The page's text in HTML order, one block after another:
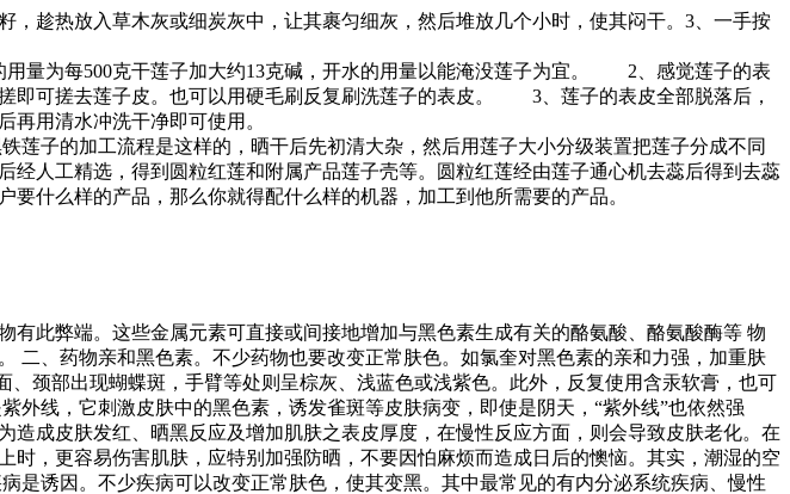
趁热放入草木灰或细炭灰中，让其裹匀细灰，然后堆放几个小时，使其闷干。3、一手按
量为每500克干莲子加大约13克碱，开水的用量以能淹没莲子为宜。 2、感觉莲子的表
即可搓去莲子皮。也可以用硬毛刷反复刷洗莲子的表皮。 3、莲子的表皮全部脱落后，
再用清水冲洗干净即可使用。
子的加工流程是这样的，晒干后先初清大杂，然后用莲子大小分级装置把莲子分成不同
人工精选，得到圆粒红莲和附属产品莲子壳等。圆粒红莲经由莲子通心机去蕊后得到去蕊
什么样的产品，那么你就得配什么样的机器，加工到他所需要的产品。
此弊端。这些金属元素可直接或间接地增加与黑色素生成有关的酪氨酸、酪氨酸酶等 物
二、药物亲和黑色素。不少药物也要改变正常肤色。如氯奎对黑色素的亲和力强，加重肤
颈部出现蝴蝶斑，手臂等处则呈棕灰、浅蓝色或浅紫色。此外，反复使用含汞软膏，也可
线，它刺激皮肤中的黑色素，诱发雀斑等皮肤病变，即使是阴天，“紫外线”也依然强
成皮肤发红、晒黑反应及增加肌肤之表皮厚度，在慢性反应方面，则会导致皮肤老化。在
，更容易伤害肌肤，应特别加强防晒，不要因怕麻烦而造成日后的懊恼。其实，潮湿的空
诱因。不少疾病可以改变正常肤色，使其变黑。其中最常见的有内分泌系统疾病、慢性